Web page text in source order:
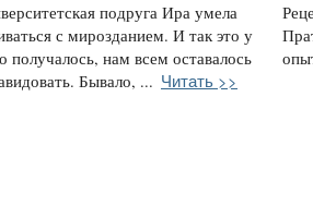
подруга Ира умела
с мирозданием. И так это у
получалось, нам всем оставалось
Бывало, ... Читать >>